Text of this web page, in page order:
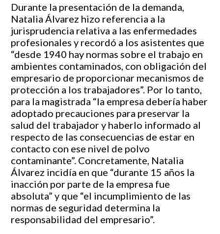
Durante la presentación de la demanda,
Natalia Álvarez hizo referencia a la
jurisprudencia relativa a las enfermedades
profesionales y recordó a los asistentes que
“desde 1940 hay normas sobre el trabajo en
ambientes contaminados, con obligación del
empresario de proporcionar mecanismos de
protección a los trabajadores”. Por lo tanto,
para la magistrada “la empresa debería haber
adoptado precauciones para preservar la
salud del trabajador y haberlo informado al
respecto de las consecuencias de estar en
contacto con ese nivel de polvo
contaminante”. Concretamente, Natalia
Álvarez incidía en que “durante 15 años la
inacción por parte de la empresa fue
absoluta” y que “el incumplimiento de las
normas de seguridad determina la
responsabilidad del empresario”.